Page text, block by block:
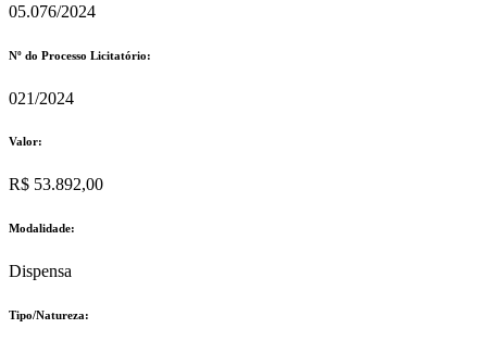
05.076/2024
Nº do Processo Licitatório:
021/2024
Valor:
R$ 53.892,00
Modalidade:
Dispensa
Tipo/Natureza: